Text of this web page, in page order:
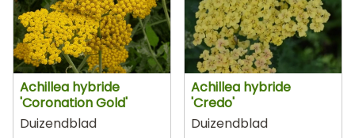
Achillea hybride
'Coronation Gold'
Duizendblad
Achillea hybride
'Credo'
Duizendblad